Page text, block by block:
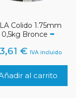
Colido 1.75mm
0,5kg Bronce
€ IVA incluido
al carrito